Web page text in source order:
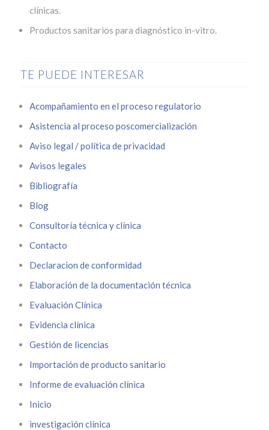
clínicas.
Productos sanitarios para diagnóstico in-vitro.
TE PUEDE INTERESAR
Acompañamiento en el proceso regulatorio
Asistencia al proceso poscomercialización
Aviso legal / política de privacidad
Avisos legales
Bibliografía
Blog
Consultoría técnica y clínica
Contacto
Declaracion de conformidad
Elaboración de la documentación técnica
Evaluación Clínica
Evidencia clínica
Gestión de licencias
Importación de producto sanitario
Informe de evaluación clínica
Inicio
investigación clínica